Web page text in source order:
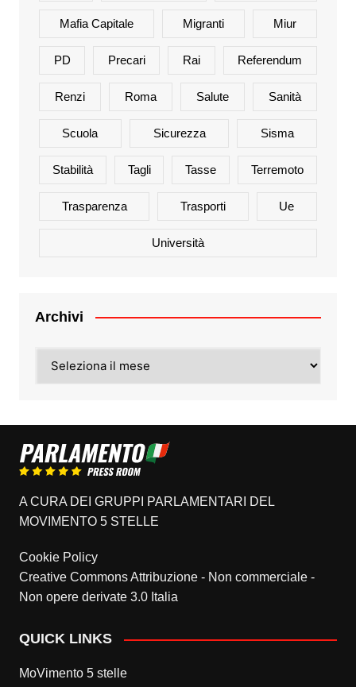
Mafia Capitale Migranti Miur
PD Precari Rai Referendum
Renzi Roma Salute Sanità
Scuola Sicurezza Sisma
Stabilità Tagli Tasse Terremoto
Trasparenza Trasporti Ue
Università
Archivi
A CURA DEI GRUPPI PARLAMENTARI DEL
MOVIMENTO 5 STELLE
Cookie Policy
Creative Commons Attribuzione - Non commerciale -
Non opere derivate 3.0 Italia
QUICK LINKS
MoVimento 5 stelle